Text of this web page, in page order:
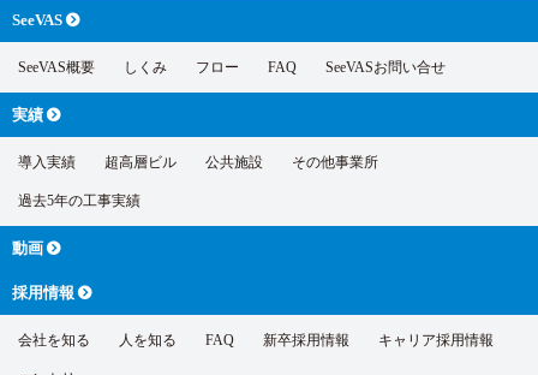
SeeVAS
SeeVAS概要 しくみ フロー FAQ SeeVASお問い合せ
実績
導入実績 超高層ビル 公共施設 その他事業所
過去5年の工事実績
動画
採用情報
会社を知る 人を知る FAQ 新卒採用情報 キャリア採用情報